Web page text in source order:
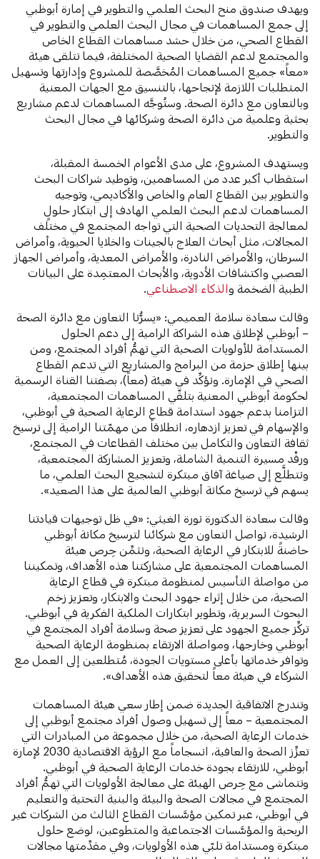
ويهدف صندوق منح البحث العلمي والتطوير في إمارة أبوظبي
إلى جمع المساهمات في مجال البحث العلمي والتطوير في
القطاع الصحي، من خلال حشد مساهمات القطاع الخاص
والمجتمع لدعم القضايا الصحية المختلفة، فيما تتلقى هيئة
«معاً» جميع المساهمات المُخصَّصة للمشروع وإدارتها وتسهيل
المتطلبات اللازمة لإنجاحها، بالتنسيق مع الجهات المعنية
وبالتعاون مع دائرة الصحة. وستُوجَّه المساهمات لدعم مشاريع
بحثية وعلمية من دائرة الصحة وشركائها في مجال البحث
والتطوير.
ويستهدف المشروع، على مدى الأعوام الخمسة المقبلة،
استقطاب أكبر عدد من المساهمين، وتوطيد شراكات البحث
والتطوير بين القطاع العام والخاص والأكاديمي، وتوجيه
المساهمات لدعم البحث العلمي الهادف إلى ابتكار حلولٍ
لمعالجة التحديات الصحية التي تواجه المجتمع في مختلف
المجالات، مثل أبحاث العلاج بالجينات والخلايا الحيوية، وأمراض
السرطان، والأمراض النادرة، والأمراض المعدية، وأمراض الجهاز
العصبي واكتشافات الأدوية، والأبحاث المعتمِدة على البيانات
الطبية الضخمة والذكاء الاصطناعي .
وقالت سعادة سلامة العميمي: «يسرُّنا التعاون مع دائرة الصحة
– أبوظبي لإطلاق هذه الشراكة الرامية إلى دعم الحلول
المستدامة للأولويات الصحية التي تهمُّ أفراد المجتمع، ومن
بينها إطلاق حزمة من البرامج والمشاريع التي تدعم القطاع
الصحي في الإمارة. ونؤكِّد في هيئة (معاً)، بصفتنا القناة الرسمية
لحكومة أبوظبي المعنية بتلقّي المساهمات المجتمعية،
التزامنا بدعم جهود استدامة قطاع الرعاية الصحية في أبوظبي،
والإسهام في تعزيز ازدهاره، انطلاقاً من مهمّتنا الرامية إلى ترسيخ
ثقافة التعاون والتكامل بين مختلف القطاعات في المجتمع،
ورفْد مسيرة التنمية الشاملة، وتعزيز المشاركة المجتمعية،
ونتطلَّع إلى صياغة آفاق مبتكرة لتشجيع البحث العلمي، ما
يسهم في ترسيخ مكانة أبوظبي العالمية على هذا الصعيد».
وقالت سعادة الدكتورة نورة الغيثي: «في ظل توجيهات قيادتنا
الرشيدة، نواصل التعاون مع شركائنا لترسيخ مكانة أبوظبي
حاضنةً للابتكار في الرعاية الصحية، ونثمِّن حِرص هيئة
المساهمات المجتمعية على مشاركتنا هذه الأهداف، وتمكيننا
من مواصلة التأسيس لمنظومة مبتكرة في قطاع الرعاية
الصحية، من خلال إثراء جهود البحث والابتكار، وتعزيز زخم
البحوث السريرية، وتطوير ابتكارات الملكية الفكرية في أبوظبي.
تركِّز جميع الجهود على تعزيز صحة وسلامة أفراد المجتمع في
أبوظبي وخارجها، ومواصلة الارتقاء بمنظومة الرعاية الصحية
وتوافر خدماتها بأعلى مستويات الجودة، مُتطلعين إلى العمل مع
الشركاء في هيئة معاً لتحقيق هذه الأهداف».
وتندرج الاتفاقية الجديدة ضمن إطار سعي هيئة المساهمات
المجتمعية – معاً إلى تسهيل وصول أفراد مجتمع أبوظبي إلى
خدمات الرعاية الصحية، من خلال مجموعة من المبادرات التي
تعزِّز الصحة والعافية، انسجاماً مع الرؤية الاقتصادية 2030 لإمارة
أبوظبي، للارتقاء بجودة خدمات الرعاية الصحية في أبوظبي.
وتتماشى مع حِرص الهيئة على معالجة الأولويات التي تهمُّ أفراد
المجتمع في مجالات الصحة والبيئة والبنية التحتية والتعليم
في أبوظبي، عبر تمكين مؤسَّسات القطاع الثالث من الشركات غير
الربحية والمؤسَّسات الاجتماعية والمتطوعين، لوضع حلول
مبتكرة ومستدامة تلبّي هذه الأولويات، وفي مقدِّمتها مجالات